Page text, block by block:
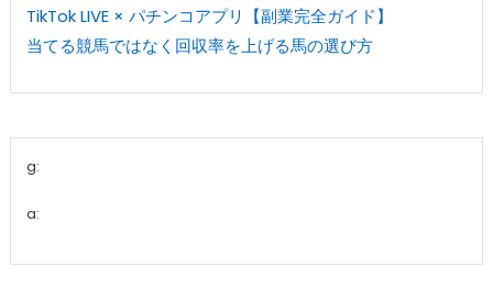
TikTok LIVE × パチンコアプリ【副業完全ガイド】
当てる競馬ではなく回収率を上げる馬の選び方
g:
a: